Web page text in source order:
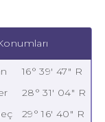
16° 39' 47" R
28° 31' 04" R
29° 16' 40" R